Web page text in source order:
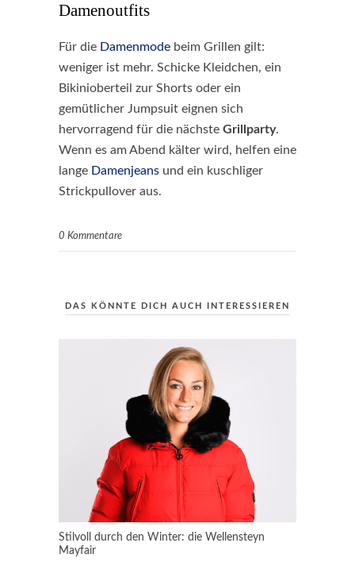
Damenoutfits
Für die Damenmode beim Grillen gilt:
weniger ist mehr. Schicke Kleidchen, ein
Bikinioberteil zur Shorts oder ein
gemütlicher Jumpsuit eignen sich
hervorragend für die nächste Grillparty.
Wenn es am Abend kälter wird, helfen eine
lange Damenjeans und ein kuschliger
Strickpullover aus.
0 Kommentare
DAS KÖNNTE DICH AUCH INTERESSIEREN
Stilvoll durch den Winter: die Wellensteyn
Mayfair